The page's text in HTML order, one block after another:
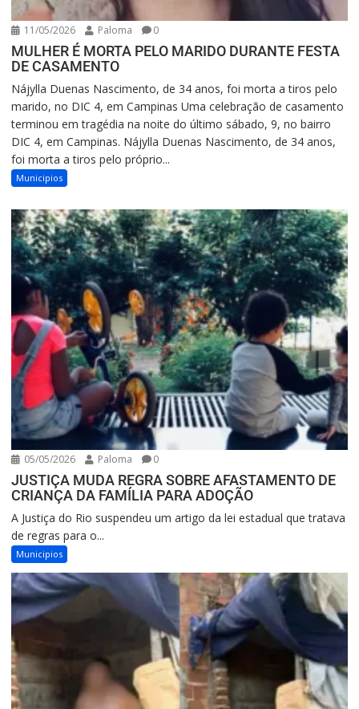
11/05/2026 Paloma 0
MULHER É MORTA PELO MARIDO DURANTE FESTA
DE CASAMENTO
Nájylla Duenas Nascimento, de 34 anos, foi morta a tiros pelo
marido, no DIC 4, em Campinas Uma celebração de casamento
terminou em tragédia na noite do último sábado, 9, no bairro
DIC 4, em Campinas. Nájylla Duenas Nascimento, de 34 anos,
foi morta a tiros pelo próprio...
Municipios
05/05/2026 Paloma 0
JUSTIÇA MUDA REGRA SOBRE AFASTAMENTO DE
CRIANÇA DA FAMÍLIA PARA ADOÇÃO
A Justiça do Rio suspendeu um artigo da lei estadual que tratava
de regras para o...
Municipios